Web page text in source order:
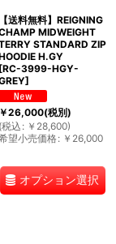
【送料無料】REIGNING
MIDWEIGHT
STANDARD ZIP
H.GY
[RC-3999-HGY-
]
￥26,000(税別)
(税込 : ￥ 28,600)
望小売価格: ￥ 26,000
オプション選択